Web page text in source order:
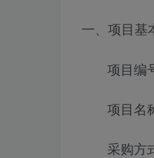
一、项目基
项目编
项目名
采购方